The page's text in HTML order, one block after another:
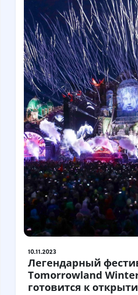
10.11.2023
Легендарный
Tomorrowland
готовится к